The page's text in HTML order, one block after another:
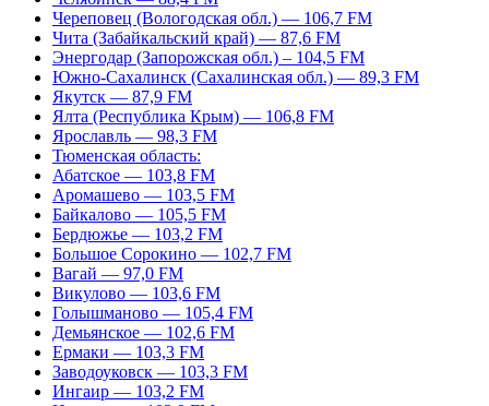
Череповец (Вологодская обл.) — 106,7 FM
Чита (Забайкальский край) — 87,6 FM
Энергодар (Запорожская обл.) – 104,5 FM
Южно-Сахалинск (Сахалинская обл.) — 89,3 FM
Якутск — 87,9 FM
Ялта (Республика Крым) — 106,8 FM
Ярославль — 98,3 FM
Тюменская область:
Абатское — 103,8 FM
Аромашево — 103,5 FM
Байкалово — 105,5 FM
Бердюжье — 103,2 FM
Большое Сорокино — 102,7 FM
Вагай — 97,0 FM
Викулово — 103,6 FM
Голышманово — 105,4 FM
Демьянское — 102,6 FM
Ермаки — 103,3 FM
Заводоуковск — 103,3 FM
Ингаир — 103,2 FM